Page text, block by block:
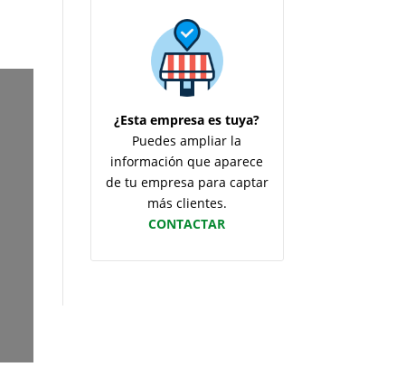
¿Esta empresa es tuya?
Puedes ampliar la
información que aparece
de tu empresa para captar
más clientes.
CONTACTAR